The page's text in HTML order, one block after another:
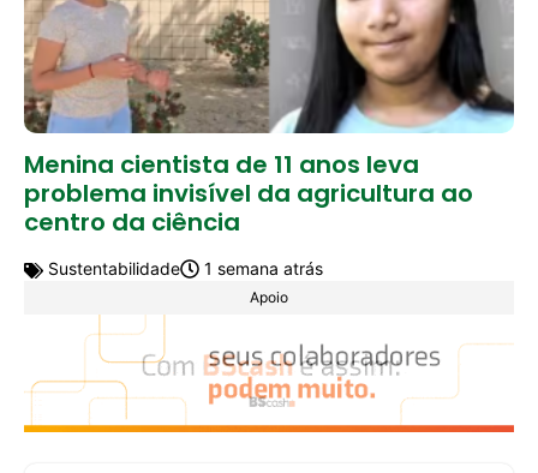
Menina cientista de 11 anos leva
problema invisível da agricultura ao
centro da ciência
Sustentabilidade 1 semana atrás
Apoio